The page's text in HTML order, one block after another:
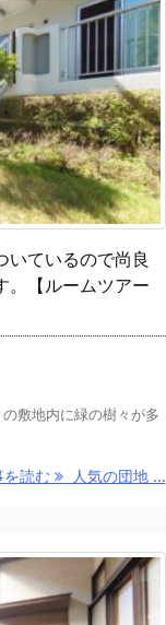
いているので尚良
。【ルームツアー
敷地内に緑の樹々が多
を読む 人気の団地 ...